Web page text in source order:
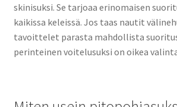
skinisuksi. Se tarjoaa erinomaisen
kaikissa keleissä. Jos taas nautit
tavoittelet parasta mahdollista
perinteinen voitelusuksi on oikea